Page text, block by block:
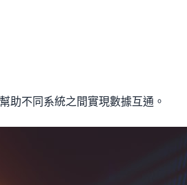
助不同系統之間實現數據互通。